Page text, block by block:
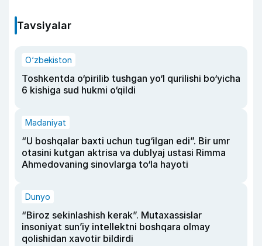
Tavsiyalar
O‘zbekiston
Toshkentda o‘pirilib tushgan yo‘l qurilishi bo‘yicha
6 kishiga sud hukmi o‘qildi
Madaniyat
“U boshqalar baxti uchun tug‘ilgan edi”. Bir umr
otasini kutgan aktrisa va dublyaj ustasi Rimma
Ahmedovaning sinovlarga to‘la hayoti
Dunyo
“Biroz sekinlashish kerak”. Mutaxassislar
insoniyat sun’iy intellektni boshqara olmay
qolishidan xavotir bildirdi